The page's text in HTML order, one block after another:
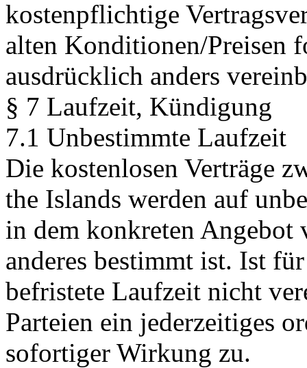
kostenpflichtige
alten Konditionen/Preisen
ausdrücklich anders
§ 7 Laufzeit, Kündigung
7.1 Unbestimmte Laufzeit
Die kostenlosen Verträge
the Islands werden auf
in dem konkreten Angebot
anderes bestimmt ist. Ist
befristete Laufzeit nicht
Parteien ein jederzeitiges
sofortiger Wirkung zu.